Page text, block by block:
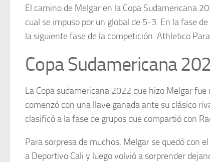
El camino de Melgar en la Copa Sudamericana
cual se impuso por un global de 5-3. En la fase
la siguiente fase de la competición. Athletico
Copa Sudamericana
La Copa sudamericana 2022 que hizo Melgar
comenzó con una llave ganada ante su clásico
clasificó a la fase de grupos que compartió con
Para sorpresa de muchos, Melgar se quedó con
a Deportivo Cali y luego volvió a sorprender